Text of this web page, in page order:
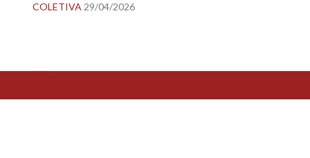
COLETIVA 29/04/2026
TESTE